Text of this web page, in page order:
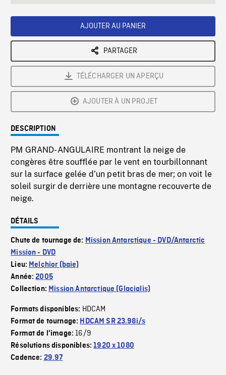
AJOUTER AU PANIER
PARTAGER
TÉLÉCHARGER UN APERÇU
AJOUTER À UN PROJET
DESCRIPTION
PM GRAND-ANGULAIRE montrant la neige de
congères être soufflée par le vent en tourbillonnant
sur la surface gelée d’un petit bras de mer; on voit le
soleil surgir de derrière une montagne recouverte de
neige.
DÉTAILS
Chute de tournage de: Mission Antarctique - DVD/Antarctic
Mission - DVD
Lieu: Melchior (baie)
Année:2005
Collection: Mission Antarctique (Glacialis)
Formats disponibles: HDCAM
Format de tournage: HDCAM SR 23.98i/s
Format de l'image:16/9
Résolutions disponibles:1920 x 1080
Cadence: 29.97